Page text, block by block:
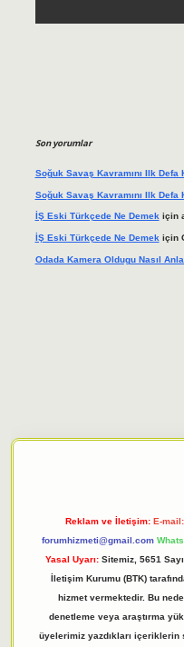
Son yorumlar
Soğuk Savaş Kavramını Ilk
Soğuk Savaş Kavramını Ilk
İŞ Eski Türkçede Ne Demekiçin
İŞ Eski Türkçede Ne Demek için
Odada Kamera Oldugu Nasıl
Reklam ve İletişim: E-mail:
forumhizmeti@gmail.com
Yasal Uyarı: Sitemiz, 5651
İletişim Kurumu (BTK)
hizmet vermektedir. Bu
denetleme veya araştırma
üyelerimiz yazdıkları içeriklerin